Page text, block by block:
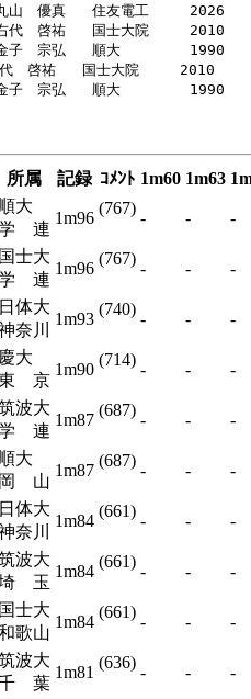
　優真   住友電工   　2026
　啓祐   国士大院   　2010
　宗弘   順大   　　　1990
　啓祐   国士大院  　 2010
　宗弘   順大   　　　1990
所属 記録 ｺﾒﾝﾄ 1m60 1m63
順大
連
1m96
(767)
- - -
国士大
連
1m96
(767)
- - -
日体大
奈川
1m93
(740)
- - -
慶大
京
1m90
(714)
- - -
波大
連
1m87
(687)
- - -
順大
岡 山
1m87
(687)
- - -
日体大
奈川
1m84
(661)
- - -
波大
玉
1m84
(661)
- - -
国士大
歌山
1m84
(661)
- - -
波大
葉
1m81
(636)
- - -